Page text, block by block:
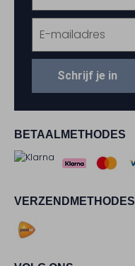
BETAALMETHODES
VERZENDMETHODES
Schrijf je in